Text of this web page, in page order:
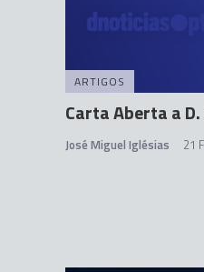
ARTIGOS
Carta Aberta a
José Miguel Iglésias 21